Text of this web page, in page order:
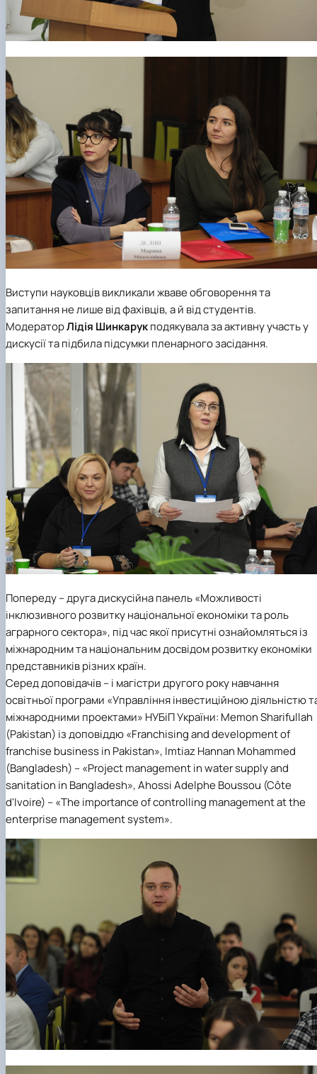
Виступи науковців викликали жваве обговорення та
запитання не лише від фахівців, а й від студентів.
МодераторЛідія Шинкарукподякувала за активну участь у
дискусії та підбила підсумки пленарного засідання.
Попереду – друга дискусійна панель «Можливості
інклюзивного розвитку національної економіки та роль
аграрного сектора», під час якої присутні ознайомляться із
міжнародним та національним досвідом розвитку економіки
представників різних країн.
Серед доповідачів – і магістри другого року навчання
освітньої програми «Управління інвестиційною діяльністю
міжнародними проектами» НУБіП України: Memon Sharifullah
(Pakistan) із доповіддю «Franchising and development of
franchise business in Pakistan», Imtiaz Hannan Mohammed
(Bangladesh) – «Project management in water supply and
sanitation in Bangladesh», Ahossi Adelphe Boussou (Côte
d'Ivoire) – «The importance of controlling management at the
enterprise management system».